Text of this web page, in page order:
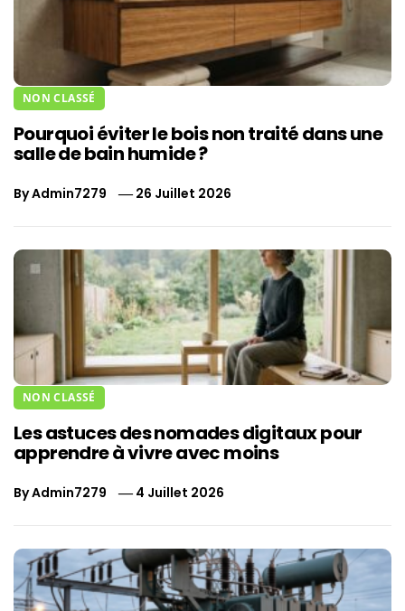
NON CLASSÉ
Pourquoi éviter le bois non traité dans une
salle de bain humide ?
ByAdmin7279 26 Juillet 2026
NON CLASSÉ
Les astuces des nomades digitaux pour
apprendre à vivre avec moins
ByAdmin7279 4 Juillet 2026